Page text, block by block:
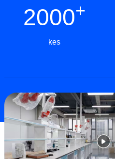
2000+
kes